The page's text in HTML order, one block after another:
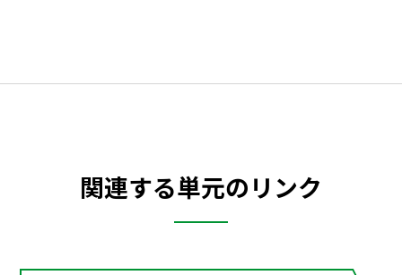
関連する単元のリンク